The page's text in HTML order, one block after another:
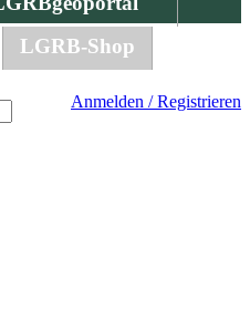
LGRB-Shop
Anmelden / Registrieren